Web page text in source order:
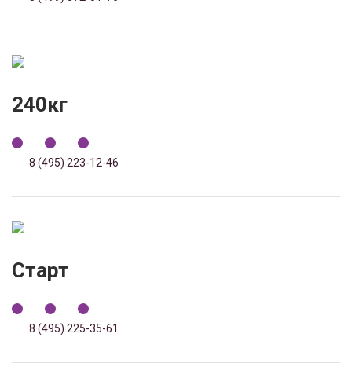
240кг
8 (495) 223-12-46
Старт
8 (495) 225-35-61